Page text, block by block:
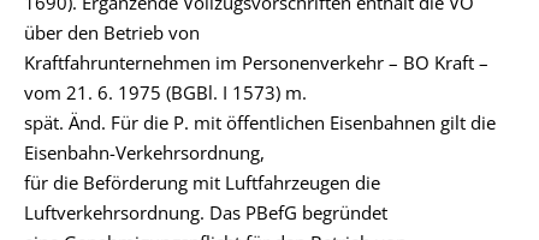
über den Betrieb von
Kraftfahrunternehmen im Personenverkehr – BO Kraft –
vom 21. 6. 1975 (BGBl. I 1573) m.
spät. Änd. Für die P. mit öffentlichen Eisenbahnen gilt die
Eisenbahn-Verkehrsordnung,
für die Beförderung mit Luftfahrzeugen die
Luftverkehrsordnung. Das PBefG begründet